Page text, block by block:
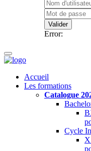
Valider
Error:
Accueil
Les formations
Catalogue
Cycle